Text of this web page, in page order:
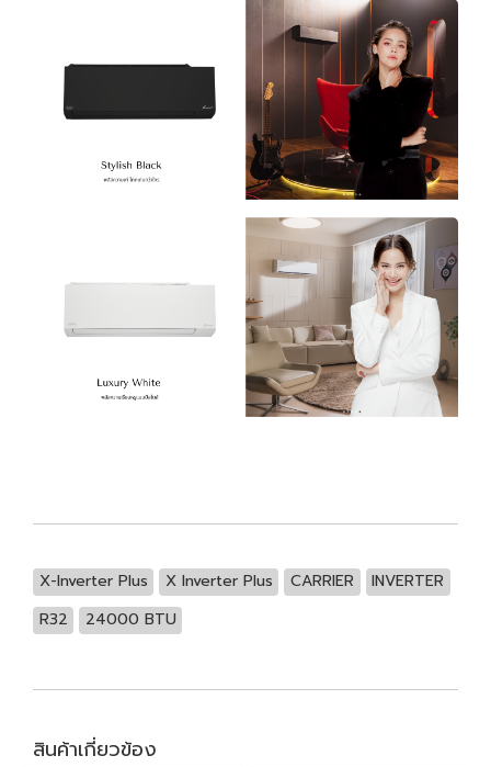
X-Inverter Plus X Inverter Plus CARRIER
INVERTER
R32
24000 BTU
สินค้าเกี่ยวข้อง